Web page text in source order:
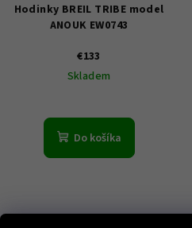
Hodinky BREIL TRIBE model
ANOUK EW0743
€133
Skladem
Do košíka